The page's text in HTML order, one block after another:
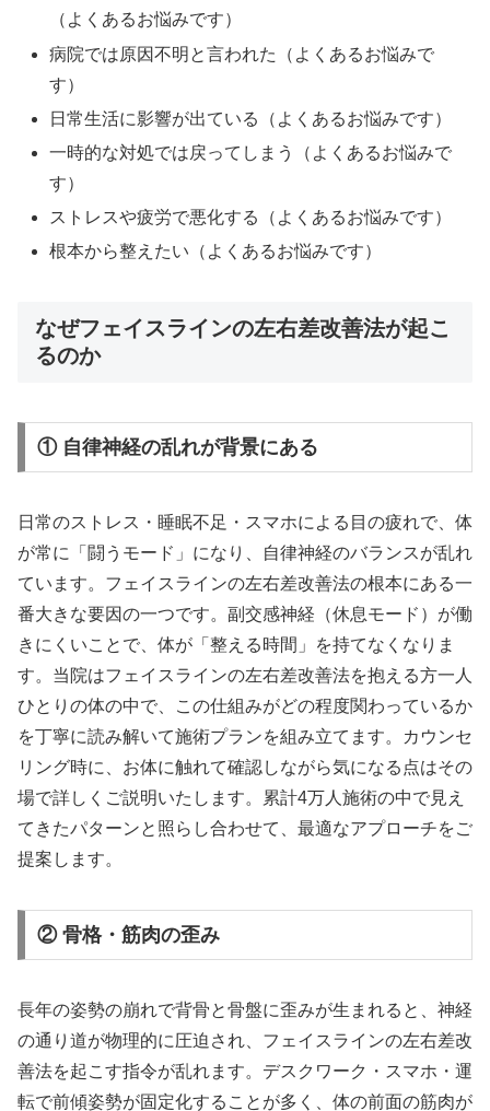
（よくあるお悩みです）
病院では原因不明と言われた（よくあるお悩みで
す）
日常生活に影響が出ている（よくあるお悩みです）
一時的な対処では戻ってしまう（よくあるお悩みで
す）
ストレスや疲労で悪化する（よくあるお悩みです）
根本から整えたい（よくあるお悩みです）
なぜフェイスラインの左右差改善法が起こ
るのか
① 自律神経の乱れが背景にある
日常のストレス・睡眠不足・スマホによる目の疲れで、体
が常に「闘うモード」になり、自律神経のバランスが乱れ
ています。フェイスラインの左右差改善法の根本にある一
番大きな要因の一つです。副交感神経（休息モード）が働
きにくいことで、体が「整える時間」を持てなくなりま
す。当院はフェイスラインの左右差改善法を抱える方一人
ひとりの体の中で、この仕組みがどの程度関わっているか
を丁寧に読み解いて施術プランを組み立てます。カウンセ
リング時に、お体に触れて確認しながら気になる点はその
場で詳しくご説明いたします。累計4万人施術の中で見え
てきたパターンと照らし合わせて、最適なアプローチをご
提案します。
② 骨格・筋肉の歪み
長年の姿勢の崩れで背骨と骨盤に歪みが生まれると、神経
の通り道が物理的に圧迫され、フェイスラインの左右差改
善法を起こす指令が乱れます。デスクワーク・スマホ・運
転で前傾姿勢が固定化することが多く、体の前面の筋肉が